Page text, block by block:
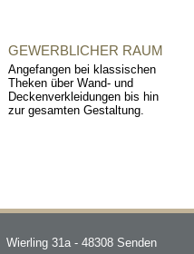
GEWERBLICHER RAUM
Angefangen bei klassischen
Theken über Wand- und
Deckenverkleidungen bis hin
zur gesamten Gestaltung.
Wierling 31a - 48308 Senden